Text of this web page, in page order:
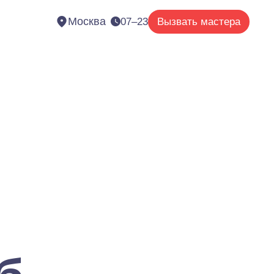
Москва 07–23 Вызвать мастера